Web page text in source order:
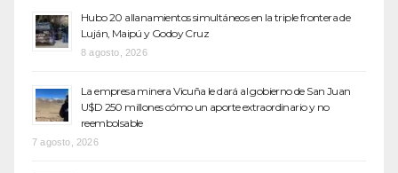
Hubo 20 allanamientos simultáneos en la triple frontera de
Luján, Maipú y Godoy Cruz
8 agosto, 2026
La empresa minera Vicuña le dará al gobierno de San Juan
U$D 250 millones cómo un aporte extraordinario y no
reembolsable
7 agosto, 2026